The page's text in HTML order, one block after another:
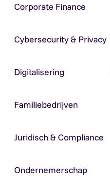
Corporate Finance
Cybersecurity & Privacy
Digitalisering
Familiebedrijven
Juridisch & Compliance
Ondernemerschap